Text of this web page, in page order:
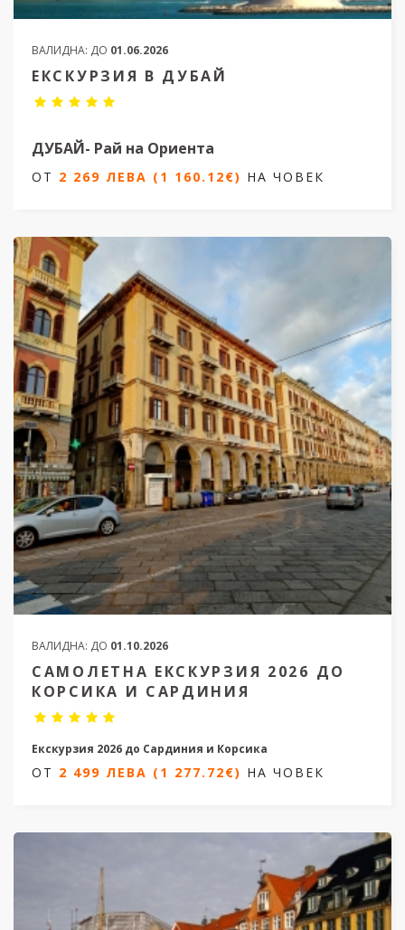
ВАЛИДНА: ДО 01.06.2026
ЕКСКУРЗИЯ В ДУБАЙ
ДУБАЙ- Рай на Ориента
6 нощувки/ 7 дни
ОТ 2 269 ЛЕВА (1 160.12€)
ОТ 2 269 ЛЕВА (1 160.12€) НА ЧОВЕК
ВАЛИДНА: ДО 01.10.2026
САМОЛЕТНА ЕКСКУРЗИЯ 2026 ДО
КОРСИКА И САРДИНИЯ
Екскурзия 2026 до Сардиния и Корсика
7 нощувки/ 8 дни
НА ЧОВЕК
ОТ 2 499 ЛЕВА (1 277.72€) НА ЧОВЕК